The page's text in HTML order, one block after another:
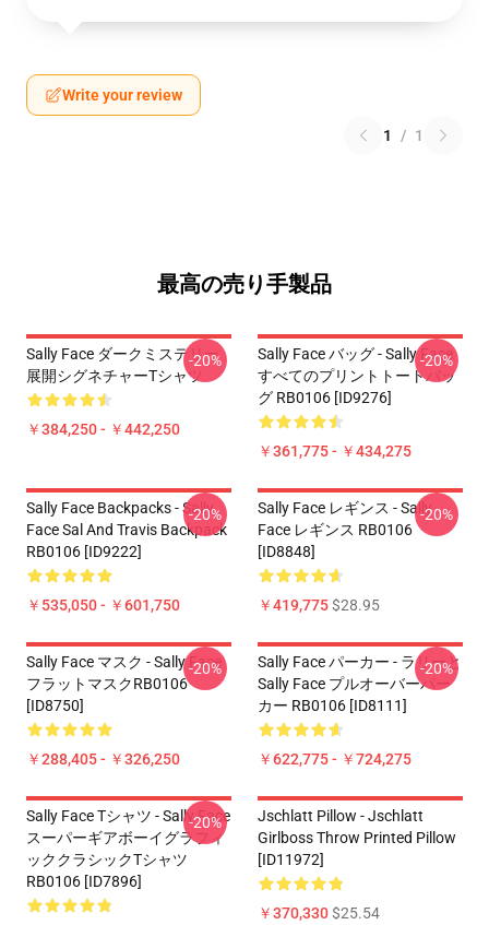
Write your review
1 / 1
最高の売り手製品
Sally Face ダークミステリー
展開シグネチャーTシャツ
￥384,250 - ￥442,250
-20%
Sally Face バッグ - Sally Face
すべてのプリントトートバッ
グ RB0106 [ID9276]
￥361,775 - ￥434,275
-20%
Sally Face Backpacks - Sally
Face Sal And Travis Backpack
RB0106 [ID9222]
￥535,050 - ￥601,750
-20%
Sally Face レギンス - Sally
Face レギンス RB0106
[ID8848]
￥419,775$28.95
-20%
Sally Face マスク - Sally Face
フラットマスクRB0106
[ID8750]
￥288,405 - ￥326,250
-20%
Sally Face パーカー - ラリーと
Sally Face プルオーバーパー
カー RB0106 [ID8111]
￥622,775 - ￥724,275
-20%
Sally Face Tシャツ - Sally Face
スーパーギアボーイグラフィ
ッククラシックTシャツ
RB0106 [ID7896]
-20%
Jschlatt Pillow - Jschlatt
Girlboss Throw Printed Pillow
[ID11972]
￥370,330$25.54